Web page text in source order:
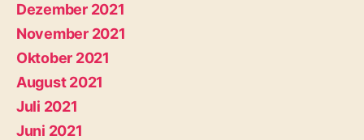
Dezember 2021
November 2021
Oktober 2021
August 2021
Juli 2021
Juni 2021